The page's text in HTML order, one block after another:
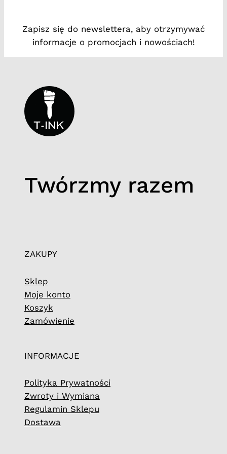
3
Zapisz się do newslettera, aby otrzymywać
informacje o promocjach i nowościach!
Twórzmy razem
ZAKUPY
Sklep
Moje konto
Koszyk
Zamówienie
INFORMACJE
Polityka Prywatności
Zwroty i Wymiana
Regulamin Sklepu
Dostawa